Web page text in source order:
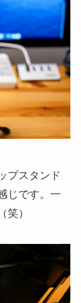
プスタンド
じです。一
笑）